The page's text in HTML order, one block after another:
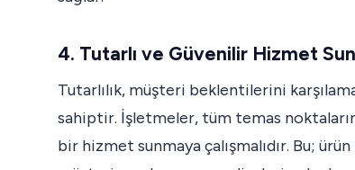
4. Tutarlı ve Güvenilir Hizmet
Tutarlılık, müşteri beklentilerini
sahiptir. İşletmeler, tüm temas
bir hizmet sunmaya çalışmalıdır. Bu;